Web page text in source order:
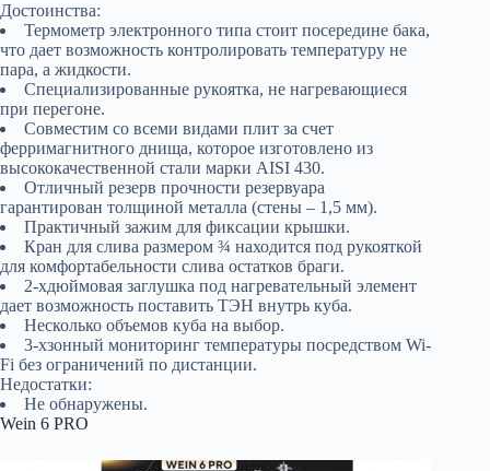
Достоинства:
Термометр электронного типа стоит посередине бака,
что дает возможность контролировать температуру не
пара, а жидкости.
Специализированные рукоятка, не нагревающиеся
при перегоне.
Совместим со всеми видами плит за счет
ферримагнитного днища, которое изготовлено из
высококачественной стали марки AISI 430.
Отличный резерв прочности резервуара
гарантирован толщиной металла (стены – 1,5 мм).
Практичный зажим для фиксации крышки.
Кран для слива размером ¾ находится под рукояткой
для комфортабельности слива остатков браги.
2-хдюймовая заглушка под нагревательный элемент
дает возможность поставить ТЭН внутрь куба.
Несколько объемов куба на выбор.
3-хзонный мониторинг температуры посредством Wi-
Fi без ограничений по дистанции.
Недостатки:
Не обнаружены.
Wein 6 PRO